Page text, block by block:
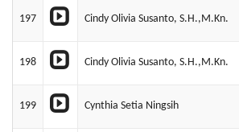
197 Cindy Olivia Susanto, S.H.,M.Kn.
198 Cindy Olivia Susanto, S.H.,M.Kn.
199 Cynthia Setia Ningsih